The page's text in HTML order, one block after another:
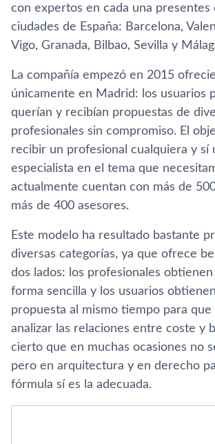
con expertos en cada una presentes
ciudades de España: Barcelona,
Vigo, Granada, Bilbao, Sevilla y
La compañí­a empezó en 2015
únicamente en Madrid: los usuarios
querí­an y recibí­an propuestas de
profesionales sin compromiso. El
recibir un profesional cualquiera y sí­
especialista en el tema que
actualmente cuentan con más de
más de 400 asesores.
Este modelo ha resultado bastante
diversas categorí­as, ya que ofrece
dos lados: los profesionales
forma sencilla y los usuarios
propuesta al mismo tiempo para que
analizar las relaciones entre coste y
cierto que en muchas ocasiones no
pero en arquitectura y en derecho
fórmula sí­ es la adecuada.